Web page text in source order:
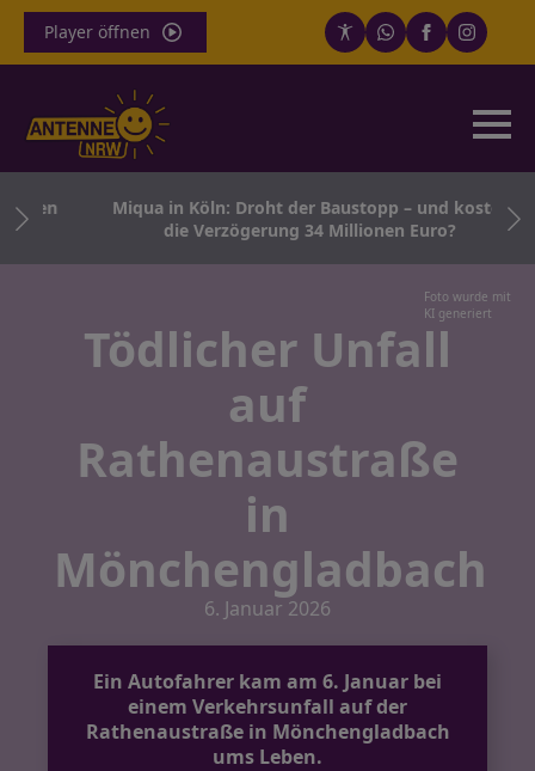
Player öffnen
Miqua in Köln: Droht der Baustopp – und kostet
die Verzögerung 34 Millionen Euro?
Foto wurde mit
KI generiert
Tödlicher Unfall
auf
Rathenaustraße
in
Mönchengladbach
6. Januar 2026
Ein Autofahrer kam am 6. Januar bei
einem Verkehrsunfall auf der
Rathenaustraße in Mönchengladbach
ums Leben.